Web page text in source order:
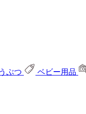
ぶつ ベビー用品